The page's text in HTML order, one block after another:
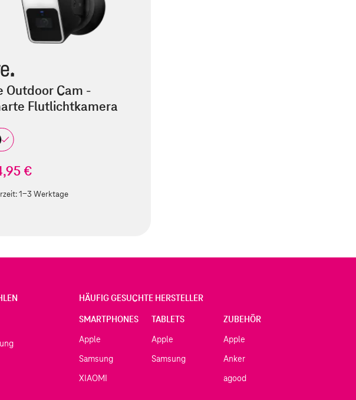
Outdoor Cam -
Flutlichtkamera
€
1-3 Werktage
HÄUFIG GESUCHTE HERSTELLER
SMARTPHONES
Apple
Samsung
XIAOMI
TABLETS
Apple
Samsung
ZUBEHÖR
Apple
Anker
agood